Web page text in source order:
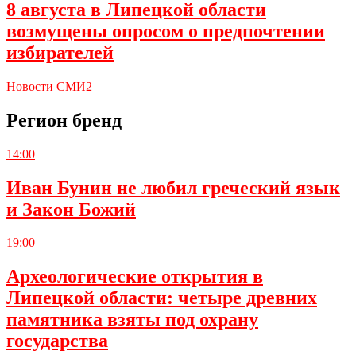
8 августа в Липецкой области
возмущены опросом о предпочтении
избирателей
Новости СМИ2
Регион бренд
14:00
Иван Бунин не любил греческий язык
и Закон Божий
19:00
Археологические открытия в
Липецкой области: четыре древних
памятника взяты под охрану
государства